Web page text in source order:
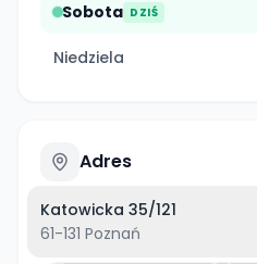
Sobota DZIŚ
Niedziela
Adres
Katowicka 35/121
61-131 Poznań